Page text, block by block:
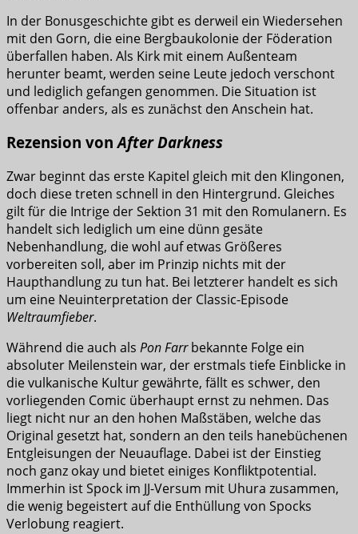
In der Bonusgeschichte gibt es derweil ein Wiedersehen
mit den Gorn, die eine Bergbaukolonie der Föderation
überfallen haben. Als Kirk mit einem Außenteam
herunter beamt, werden seine Leute jedoch verschont
und lediglich gefangen genommen. Die Situation ist
offenbar anders, als es zunächst den Anschein hat.
Rezension vonAfter Darkness
Zwar beginnt das erste Kapitel gleich mit den Klingonen,
doch diese treten schnell in den Hintergrund. Gleiches
gilt für die Intrige der Sektion 31 mit den Romulanern. Es
handelt sich lediglich um eine dünn gesäte
Nebenhandlung, die wohl auf etwas Größeres
vorbereiten soll, aber im Prinzip nichts mit der
Haupthandlung zu tun hat. Bei letzterer handelt es sich
um eine Neuinterpretation der Classic-Episode
Weltraumfieber.
Während die auch als Pon Farrbekannte Folge ein
absoluter Meilenstein war, der erstmals tiefe Einblicke in
die vulkanische Kultur gewährte, fällt es schwer, den
vorliegenden Comic überhaupt ernst zu nehmen. Das
liegt nicht nur an den hohen Maßstäben, welche das
Original gesetzt hat, sondern an den teils hanebüchenen
Entgleisungen der Neuauflage. Dabei ist der Einstieg
noch ganz okay und bietet einiges Konfliktpotential.
Immerhin ist Spock im JJ-Versum mit Uhura zusammen,
die wenig begeistert auf die Enthüllung von Spocks
Verlobung reagiert.